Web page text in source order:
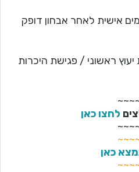
אישית לאחר אבחון דופק
ראשוני / פגישת היכרות
לחצו כאן
כאן